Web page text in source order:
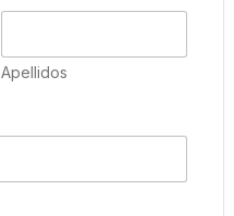
Apellidos